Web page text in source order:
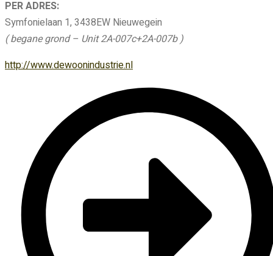
PER ADRES:
Symfonielaan 1, 3438EW Nieuwegein
( begane grond – Unit 2A-007c+2A-007b )
http://www.dewoonindustrie.nl